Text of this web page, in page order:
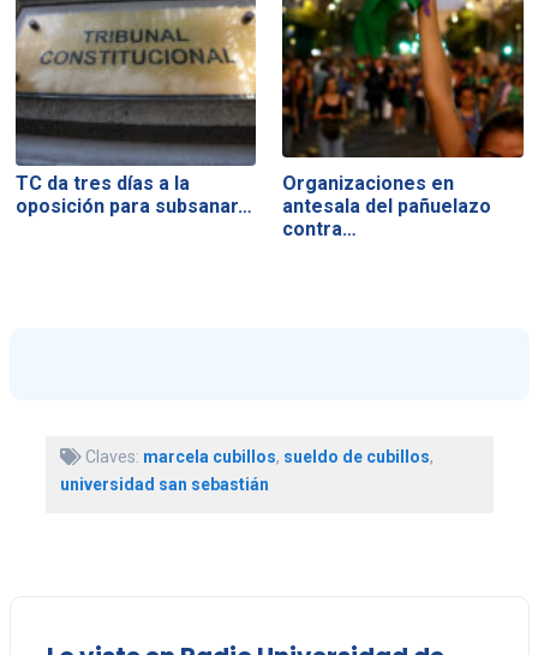
TC da tres días a la
oposición para subsanar…
Organizaciones en
antesala del pañuelazo
contra…
Claves: marcela cubillos, sueldo de cubillos,
universidad san sebastián